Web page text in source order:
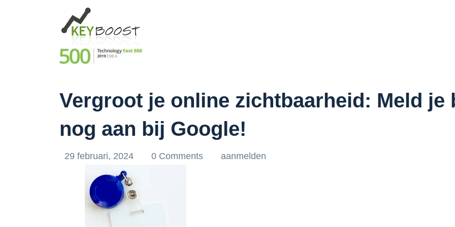
Vergroot je online zichtbaarheid: Meld je
nog aan bij Google!
29 februari, 2024 0 Comments aanmelden